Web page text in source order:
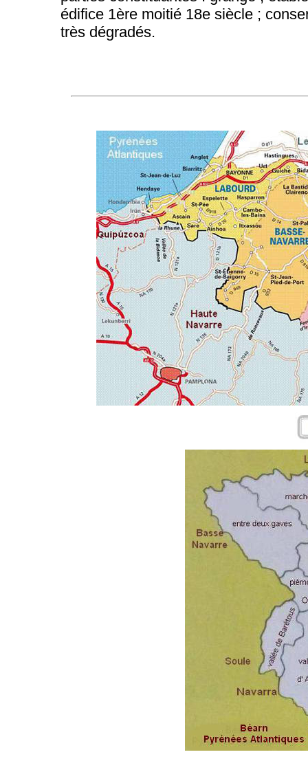
édifice 1ère moitié 18e siècle ;
très dégradés.